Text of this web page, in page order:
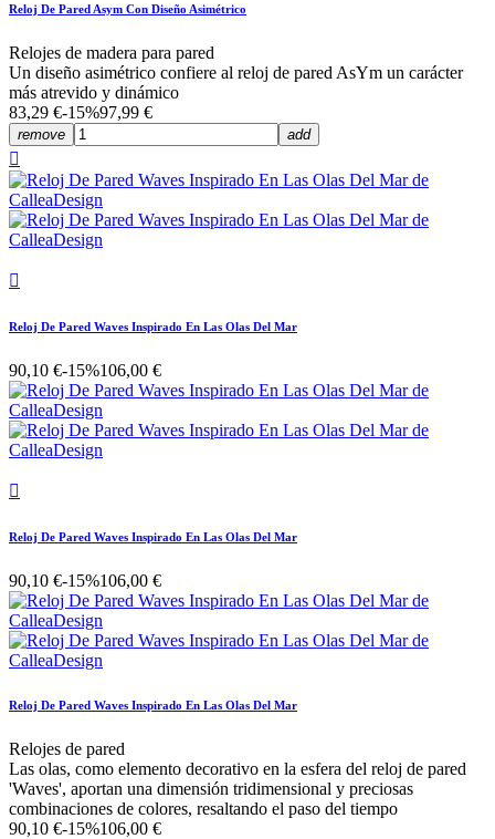
Reloj De Pared Asym Con Diseño Asimétrico
Relojes de madera para pared
Un diseño asimétrico confiere al reloj de pared AsYm un carácter
más atrevido y dinámico
83,29 €-15%97,99 €
remove add


Reloj De Pared Waves Inspirado En Las Olas Del Mar
90,10 €-15%106,00 €

Reloj De Pared Waves Inspirado En Las Olas Del Mar
90,10 €-15%106,00 €
Reloj De Pared Waves Inspirado En Las Olas Del Mar
Relojes de pared
Las olas, como elemento decorativo en la esfera del reloj de pared
'Waves', aportan una dimensión tridimensional y preciosas
combinaciones de colores, resaltando el paso del tiempo
90,10 €-15%106,00 €